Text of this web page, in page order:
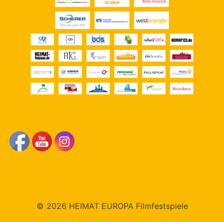
© 2026 HEIMAT EUROPA Filmfestspiele